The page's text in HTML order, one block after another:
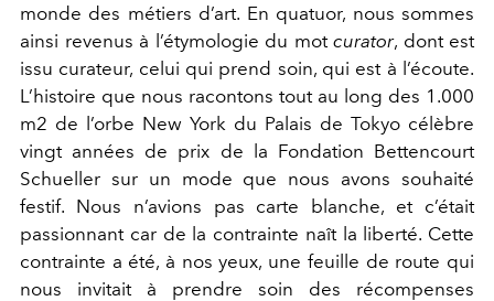
monde des métiers d’art. En quatuor, nous sommes
ainsi revenus à l’étymologie du mot curator, dont est
issu curateur, celui qui prend soin, qui est à l’écoute.
L’histoire que nous racontons tout au long des 1.000
m2 de l’orbe New York du Palais de Tokyo célèbre
vingt années de prix de la Fondation Bettencourt
Schueller sur un mode que nous avons souhaité
festif. Nous n’avions pas carte blanche, et c’était
passionnant car de la contrainte naît la liberté. Cette
contrainte a été, à nos yeux, une feuille de route qui
nous invitait à prendre soin des récompenses